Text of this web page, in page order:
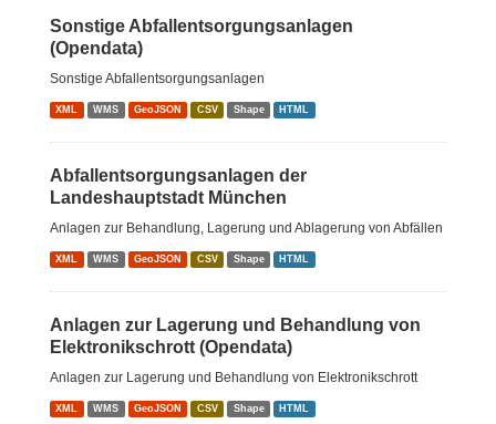
Sonstige Abfallentsorgungsanlagen
(Opendata)
Sonstige Abfallentsorgungsanlagen
XML WMS GeoJSON CSV Shape HTML
Abfallentsorgungsanlagen der
Landeshauptstadt München
Anlagen zur Behandlung, Lagerung und Ablagerung von Abfällen
XML WMS GeoJSON CSV Shape HTML
Anlagen zur Lagerung und Behandlung von
Elektronikschrott (Opendata)
Anlagen zur Lagerung und Behandlung von Elektronikschrott
XML WMS GeoJSON CSV Shape HTML